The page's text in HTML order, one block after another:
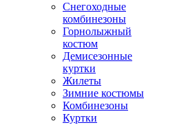
Снегоходные
комбинезоны
Горнолыжный
костюм
Демисезонные
куртки
Жилеты
Зимние костюмы
Комбинезоны
Куртки